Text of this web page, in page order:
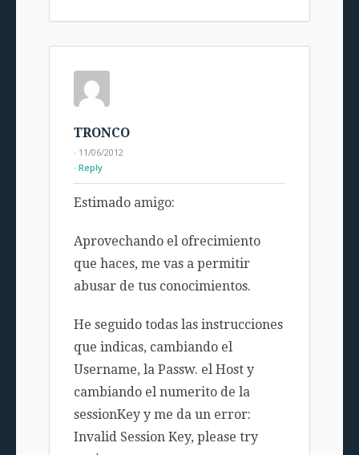
TRONCO
· 11/06/2012
Reply
Estimado amigo:
Aprovechando el ofrecimiento
que haces, me vas a permitir
abusar de tus conocimientos.
He seguido todas las instrucciones
que indicas, cambiando el
Username, la Passw. el Host y
cambiando el numerito de la
sessionKey y me da un error:
Invalid Session Key, please try